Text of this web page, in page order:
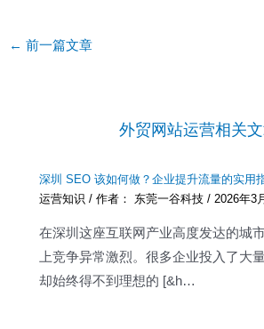
Post
← 前一篇文章
外贸网站运营相关
深圳 SEO 该如何做？企业提升流量的实用
运营知识 / 作者： 东莞一谷科技/2026年3
在深圳这座互联网产业高度发达的城
上竞争异常激烈。很多企业投入了大
却始终得不到理想的 [&h…